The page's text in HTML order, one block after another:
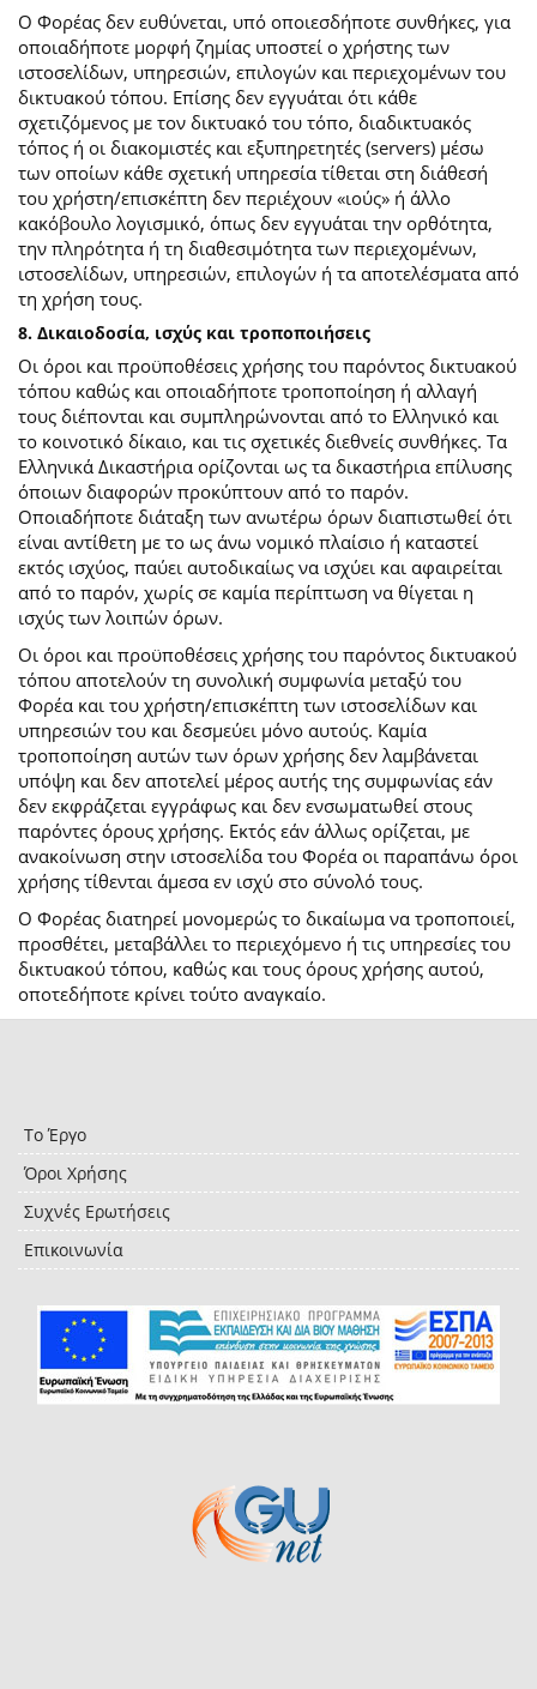
Ο Φορέας δεν ευθύνεται, υπό οποιεσδήποτε συνθήκες, για
οποιαδήποτε μορφή ζημίας υποστεί ο χρήστης των
ιστοσελίδων, υπηρεσιών, επιλογών και περιεχομένων του
δικτυακού τόπου. Επίσης δεν εγγυάται ότι κάθε
σχετιζόμενος με τον δικτυακό του τόπο, διαδικτυακός
τόπος ή οι διακομιστές και εξυπηρετητές (servers) μέσω
των οποίων κάθε σχετική υπηρεσία τίθεται στη διάθεσή
του χρήστη/επισκέπτη δεν περιέχουν «ιούς» ή άλλο
κακόβουλο λογισμικό, όπως δεν εγγυάται την ορθότητα,
την πληρότητα ή τη διαθεσιμότητα των περιεχομένων,
ιστοσελίδων, υπηρεσιών, επιλογών ή τα αποτελέσματα από
τη χρήση τους.
8. Δικαιοδοσία, ισχύς και τροποποιήσεις
Οι όροι και προϋποθέσεις χρήσης του παρόντος δικτυακού
τόπου καθώς και οποιαδήποτε τροποποίηση ή αλλαγή
τους διέπονται και συμπληρώνονται από το Ελληνικό και
το κοινοτικό δίκαιο, και τις σχετικές διεθνείς συνθήκες. Τα
Ελληνικά Δικαστήρια ορίζονται ως τα δικαστήρια επίλυσης
όποιων διαφορών προκύπτουν από το παρόν.
Οποιαδήποτε διάταξη των ανωτέρω όρων διαπιστωθεί ότι
είναι αντίθετη με το ως άνω νομικό πλαίσιο ή καταστεί
εκτός ισχύος, παύει αυτοδικαίως να ισχύει και αφαιρείται
από το παρόν, χωρίς σε καμία περίπτωση να θίγεται η
ισχύς των λοιπών όρων.
Οι όροι και προϋποθέσεις χρήσης του παρόντος δικτυακού
τόπου αποτελούν τη συνολική συμφωνία μεταξύ του
Φορέα και του χρήστη/επισκέπτη των ιστοσελίδων και
υπηρεσιών του και δεσμεύει μόνο αυτούς. Καμία
τροποποίηση αυτών των όρων χρήσης δεν λαμβάνεται
υπόψη και δεν αποτελεί μέρος αυτής της συμφωνίας εάν
δεν εκφράζεται εγγράφως και δεν ενσωματωθεί στους
παρόντες όρους χρήσης. Εκτός εάν άλλως ορίζεται, με
ανακοίνωση στην ιστοσελίδα του Φορέα οι παραπάνω όροι
χρήσης τίθενται άμεσα εν ισχύ στο σύνολό τους.
Ο Φορέας διατηρεί μονομερώς το δικαίωμα να τροποποιεί,
προσθέτει, μεταβάλλει το περιεχόμενο ή τις υπηρεσίες του
δικτυακού τόπου, καθώς και τους όρους χρήσης αυτού,
οποτεδήποτε κρίνει τούτο αναγκαίο.
Το Έργο
Όροι Χρήσης
Συχνές Ερωτήσεις
Επικοινωνία